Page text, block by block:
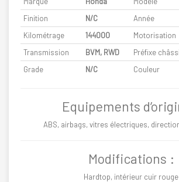
Finition
N/C Année
Kilométrage
144000 Motorisation
Transmission
BVM, RWD Préfixe
Grade
N/C Couleur
Equipements
ABS, airbags, vitres électriques,
Modifications :
Hardtop, intérieur cuir rouge